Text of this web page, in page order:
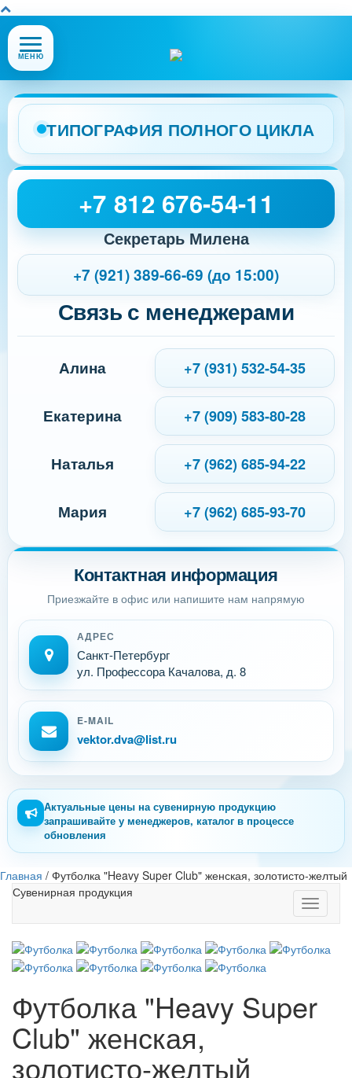
Открыть
или
меню
сайта
МЕНЮ
ТИПОГРАФИЯ ПОЛНОГО ЦИКЛА
Контактная информация
Приезжайте в офис или напишите нам напрямую
АДРЕС
Санкт-Петербург
ул. Профессора Качалова, д. 8
E-MAIL
vektor.dva@list.ru
+7 812 676-54-11
Секретарь Милена
+7 (921) 389-66-69 (до 15:00)
Связь с менеджерами
Алина +7 (931) 532-54-35
Екатерина +7 (909) 583-80-28
Наталья +7 (962) 685-94-22
Мария +7 (962) 685-93-70
Актуальные цены на сувенирную продукцию
запрашивайте у менеджеров, каталог в процессе
обновления
Главная / Футболка "Heavy Super Club" женская, золотисто-желтый
Toggle
Сувенирная продукция
Футболка "Heavy Super
Club" женская,
золотисто-желтый